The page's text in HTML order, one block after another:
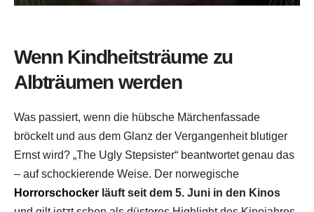
Wenn Kindheitsträume zu
Albträumen werden
Was passiert, wenn die hübsche Märchenfassade
bröckelt und aus dem Glanz der Vergangenheit blutiger
Ernst wird? „The Ugly Stepsister“ beantwortet genau das
– auf schockierende Weise. Der norwegische
Horrorschocker läuft seit dem 5. Juni in den Kinos